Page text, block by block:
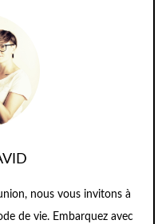
nous vous invitons à
de vie. Embarquez avec